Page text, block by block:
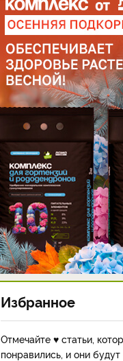
Избранное
Отмечайте ♥ статьи,
понравились, и они